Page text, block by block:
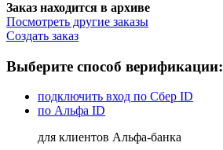
Заказ находится в архиве
Посмотреть другие заказы
Создать заказ
Выберите способ верификации:
подключить вход по Сбер ID
по Альфа ID
для клиентов Альфа-банка